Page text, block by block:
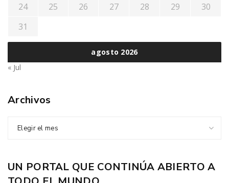
agosto 2026
24
25 26 27 28 29
30
31
« Jul
Archivos
Elegir el mes
UN PORTAL QUE CONTINÚA ABIERTO A